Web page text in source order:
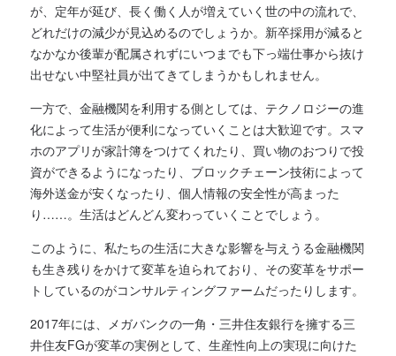
が、定年が延び、長く働く人が増えていく世の中の流れで、
どれだけの減少が見込めるのでしょうか。新卒採用が減ると
なかなか後輩が配属されずにいつまでも下っ端仕事から抜け
出せない中堅社員が出てきてしまうかもしれません。
一方で、金融機関を利用する側としては、テクノロジーの進
化によって生活が便利になっていくことは大歓迎です。スマ
ホのアプリが家計簿をつけてくれたり、買い物のおつりで投
資ができるようになったり、ブロックチェーン技術によって
海外送金が安くなったり、個人情報の安全性が高まった
り……。生活はどんどん変わっていくことでしょう。
このように、私たちの生活に大きな影響を与えうる金融機関
も生き残りをかけて変革を迫られており、その変革をサポー
トしているのがコンサルティングファームだったりします。
2017年には、メガバンクの一角・三井住友銀行を擁する三
井住友FGが変革の実例として、生産性向上の実現に向けた